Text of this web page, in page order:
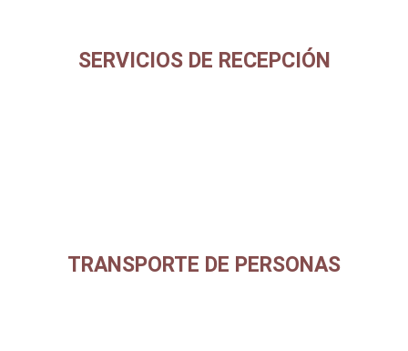
SERVICIOS DE RECEPCIÓN
TRANSPORTE DE PERSONAS